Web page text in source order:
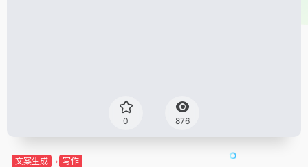
0 876
文案生成 写作